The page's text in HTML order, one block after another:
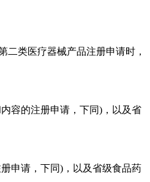
类医疗器械产品注册申请时，
容的注册申请，下同)，以及省
申请，下同)，以及省级食品药